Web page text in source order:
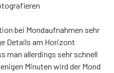
bei Mondaufnahmen sehr
Details am Horizont
man allerdings sehr schnell
Minuten wird der Mond